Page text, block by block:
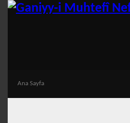
Ana Sayfa